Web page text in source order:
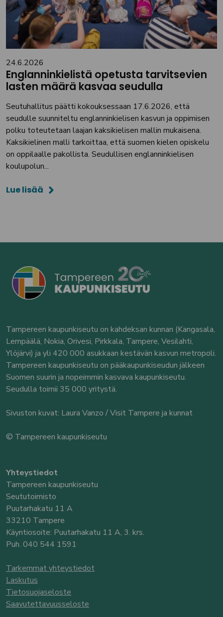
24.6.2026
Englanninkielistä opetusta tarvitsevien
lasten määrä kasvaa seudulla
Seutuhallitus päätti kokouksessaan 17.6.2026, että
seudulle suunniteltu englanninkielisen kasvun ja oppimisen
polku toteutetaan laajan kaksikielisen mallin mukaisena.
Kaksikielinen malli tarkoittaa, että suomen kielen opiskelu
on oppilaalle pakollista. Seudullisen englanninkielisen
koulupolun...
Lue lisää
Tampereen kaupunkiseutu on kahdeksan kunnan (Kangasala,
Lempäälä, Nokia, Orivesi, Pirkkala, Tampere, Vesilahti,
Ylöjärvi) ja yli 420 000 asukkaan kestävän kasvun metropoli.
Tampereen kaupunkiseutu on pääkaupunkiseudun jälkeen
Suomen suurin ja nopeimmin kasvava kaupunkiseutu.
Seudulla toimii 35 000 yritystä.
Sivuston kuvat: Laura Vanzo / Visit Tampere ja kunnat
© Tampereen kaupunkiseutu
Yhteystiedot
Tampereen kaupunkiseutu
Seututoimisto
Puutarhakatu 11 A
33210 Tampere
Käyntiosoite: Puutarhakatu 11 A, 3. krs.
Puh. 040 544 1591
Tarkemmat yhteystiedot
Laskutus
Tietosuojaseloste
Saavutettavuusseloste